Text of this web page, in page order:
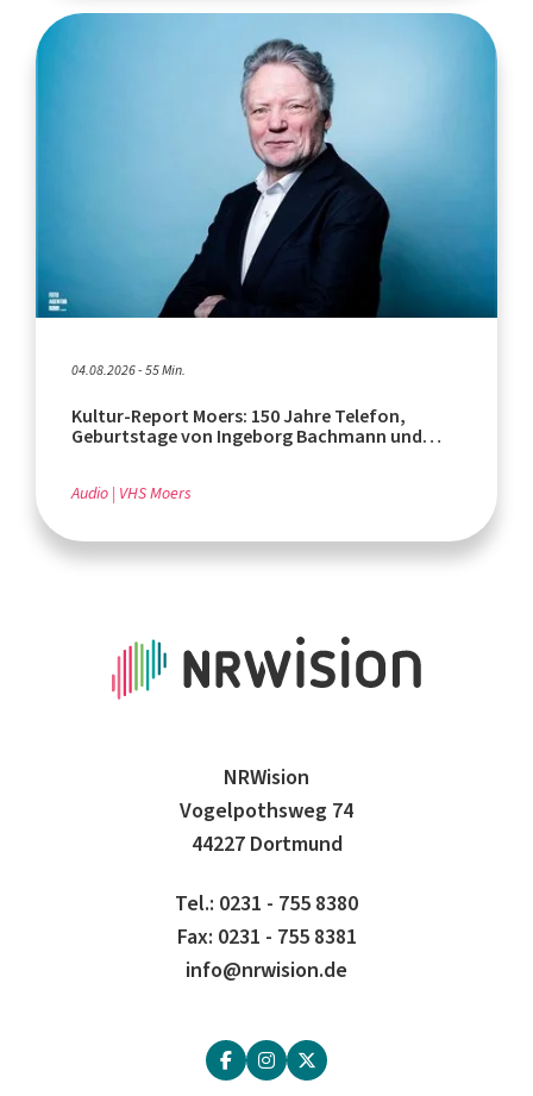
04.08.2026 - 55 Min.
Kultur-Report Moers: 150 Jahre Telefon,
Geburtstage von Ingeborg Bachmann und
Audio VHS Moers
NRWision
Vogelpothsweg 74
44227 Dortmund
Tel.: 0231 - 755 8380
Fax: 0231 - 755 8381
info@nrwision.de